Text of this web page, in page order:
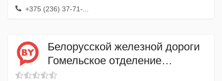
+375 (236) 37-71-...
Белорусской железной дороги
Гомельское отделение
Промывочно-пропарочная